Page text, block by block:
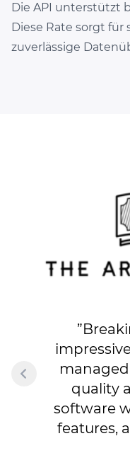
Die API unterstützt
Diese Rate sorgt für
zuverlässige
quality
software
features,